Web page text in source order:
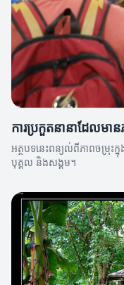
ការប្រកួតនានាដែលម
អត្ថបទនេះពន្យល់ពីភាពចម្រុះក្
បុគ្គល និងសង្គម។